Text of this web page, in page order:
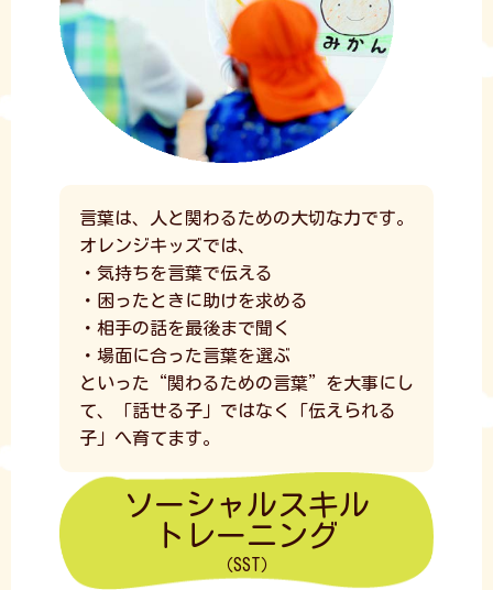
言葉は、人と関わるための大切な力です。
オレンジキッズでは、
・気持ちを言葉で伝える
・困ったときに助けを求める
・相手の話を最後まで聞く
・場面に合った言葉を選ぶ
といった“関わるための言葉”を大事にし
て、「話せる子」ではなく「伝えられる
子」へ育てます。
ソーシャルスキル
トレーニング
（SST）